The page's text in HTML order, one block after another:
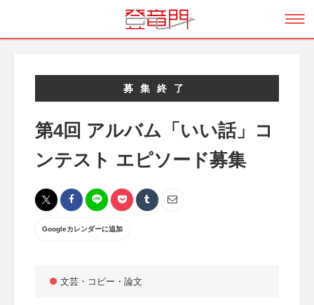
募集終了
第4回 アルバム「いい話」コ
ンテスト エピソード募集
Googleカレンダーに追加
文芸・コピー・論文